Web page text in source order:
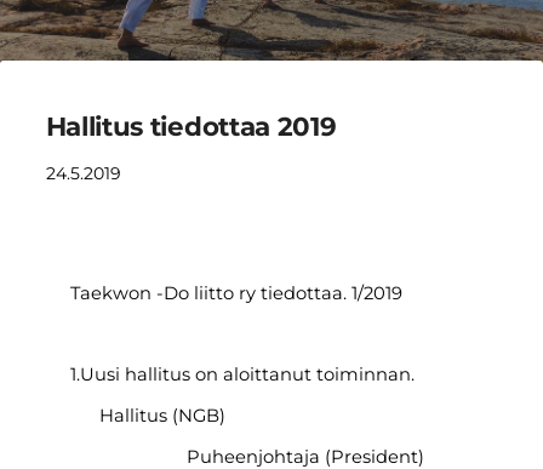
Hallitus tiedottaa 2019
24.5.2019
Taekwon -Do liitto ry tiedottaa. 1/2019
1.Uusi hallitus on aloittanut toiminnan.
Hallitus (NGB)
Puheenjohtaja (President)